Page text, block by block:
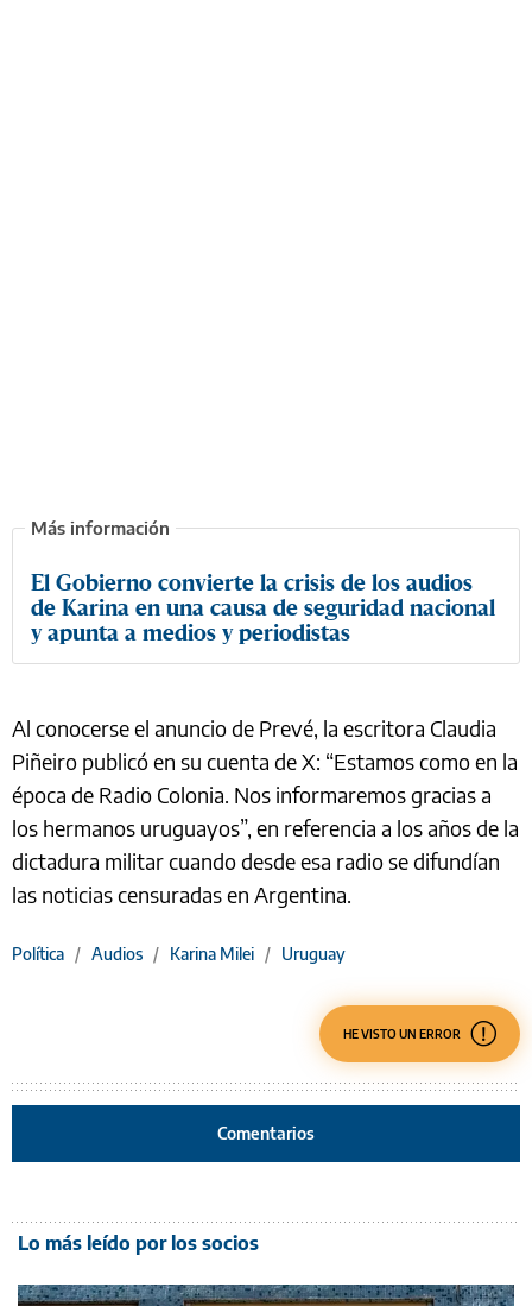
El Gobierno convierte la crisis de los audios
de Karina en una causa de seguridad nacional
y apunta a medios y periodistas
Al conocerse el anuncio de Prevé, la escritora Claudia
Piñeiro publicó en su cuenta de X: “Estamos como en la
época de Radio Colonia. Nos informaremos gracias a
los hermanos uruguayos”, en referencia a los años de la
dictadura militar cuando desde esa radio se difundían
las noticias censuradas en Argentina.
Política / Audios / Karina Milei / Uruguay
HE VISTO UN ERROR
Comentarios
Lo más leído por los socios